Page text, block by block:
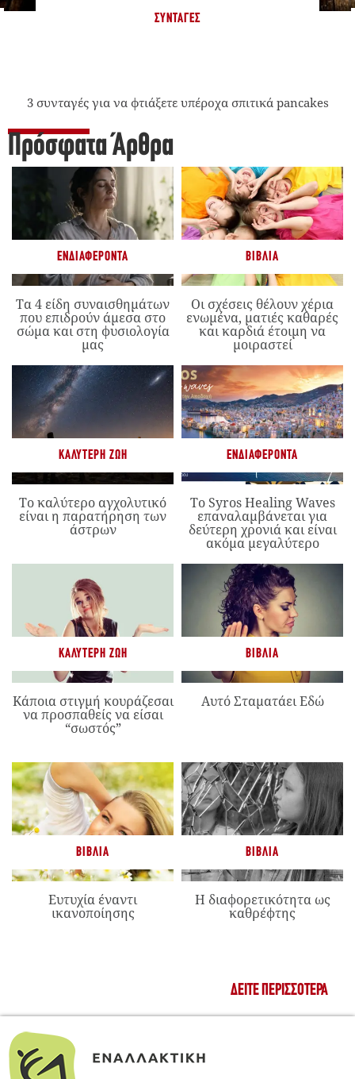
ΣΥΝΤΑΓΈΣ
3 συνταγές για να φτιάξετε υπέροχα σπιτικά pancakes
Πρόσφατα Άρθρα
ΕΝΔΙΑΦΈΡΟΝΤΑ
Τα 4 είδη συναισθημάτων
που επιδρούν άμεσα στο
σώμα και στη φυσιολογία
μας
ΒΙΒΛΊΑ
Οι σχέσεις θέλουν χέρια
ενωμένα, ματιές καθαρές
και καρδιά έτοιμη να
μοιραστεί
ΚΑΛΎΤΕΡΗ ΖΩΉ
Το καλύτερο αγχολυτικό
είναι η παρατήρηση των
άστρων
ΕΝΔΙΑΦΈΡΟΝΤΑ
Το Syros Healing Waves
επαναλαμβάνεται για
δεύτερη χρονιά και είναι
ακόμα μεγαλύτερο
ΚΑΛΎΤΕΡΗ ΖΩΉ
Κάποια στιγμή κουράζεσαι
να προσπαθείς να είσαι
“σωστός”
ΒΙΒΛΊΑ
Αυτό Σταματάει Εδώ
ΒΙΒΛΊΑ
Ευτυχία έναντι
ικανοποίησης
ΒΙΒΛΊΑ
Η διαφορετικότητα ως
καθρέφτης
ΔΕΊΤΕ ΠΕΡΙΣΣΌΤΕΡΑ